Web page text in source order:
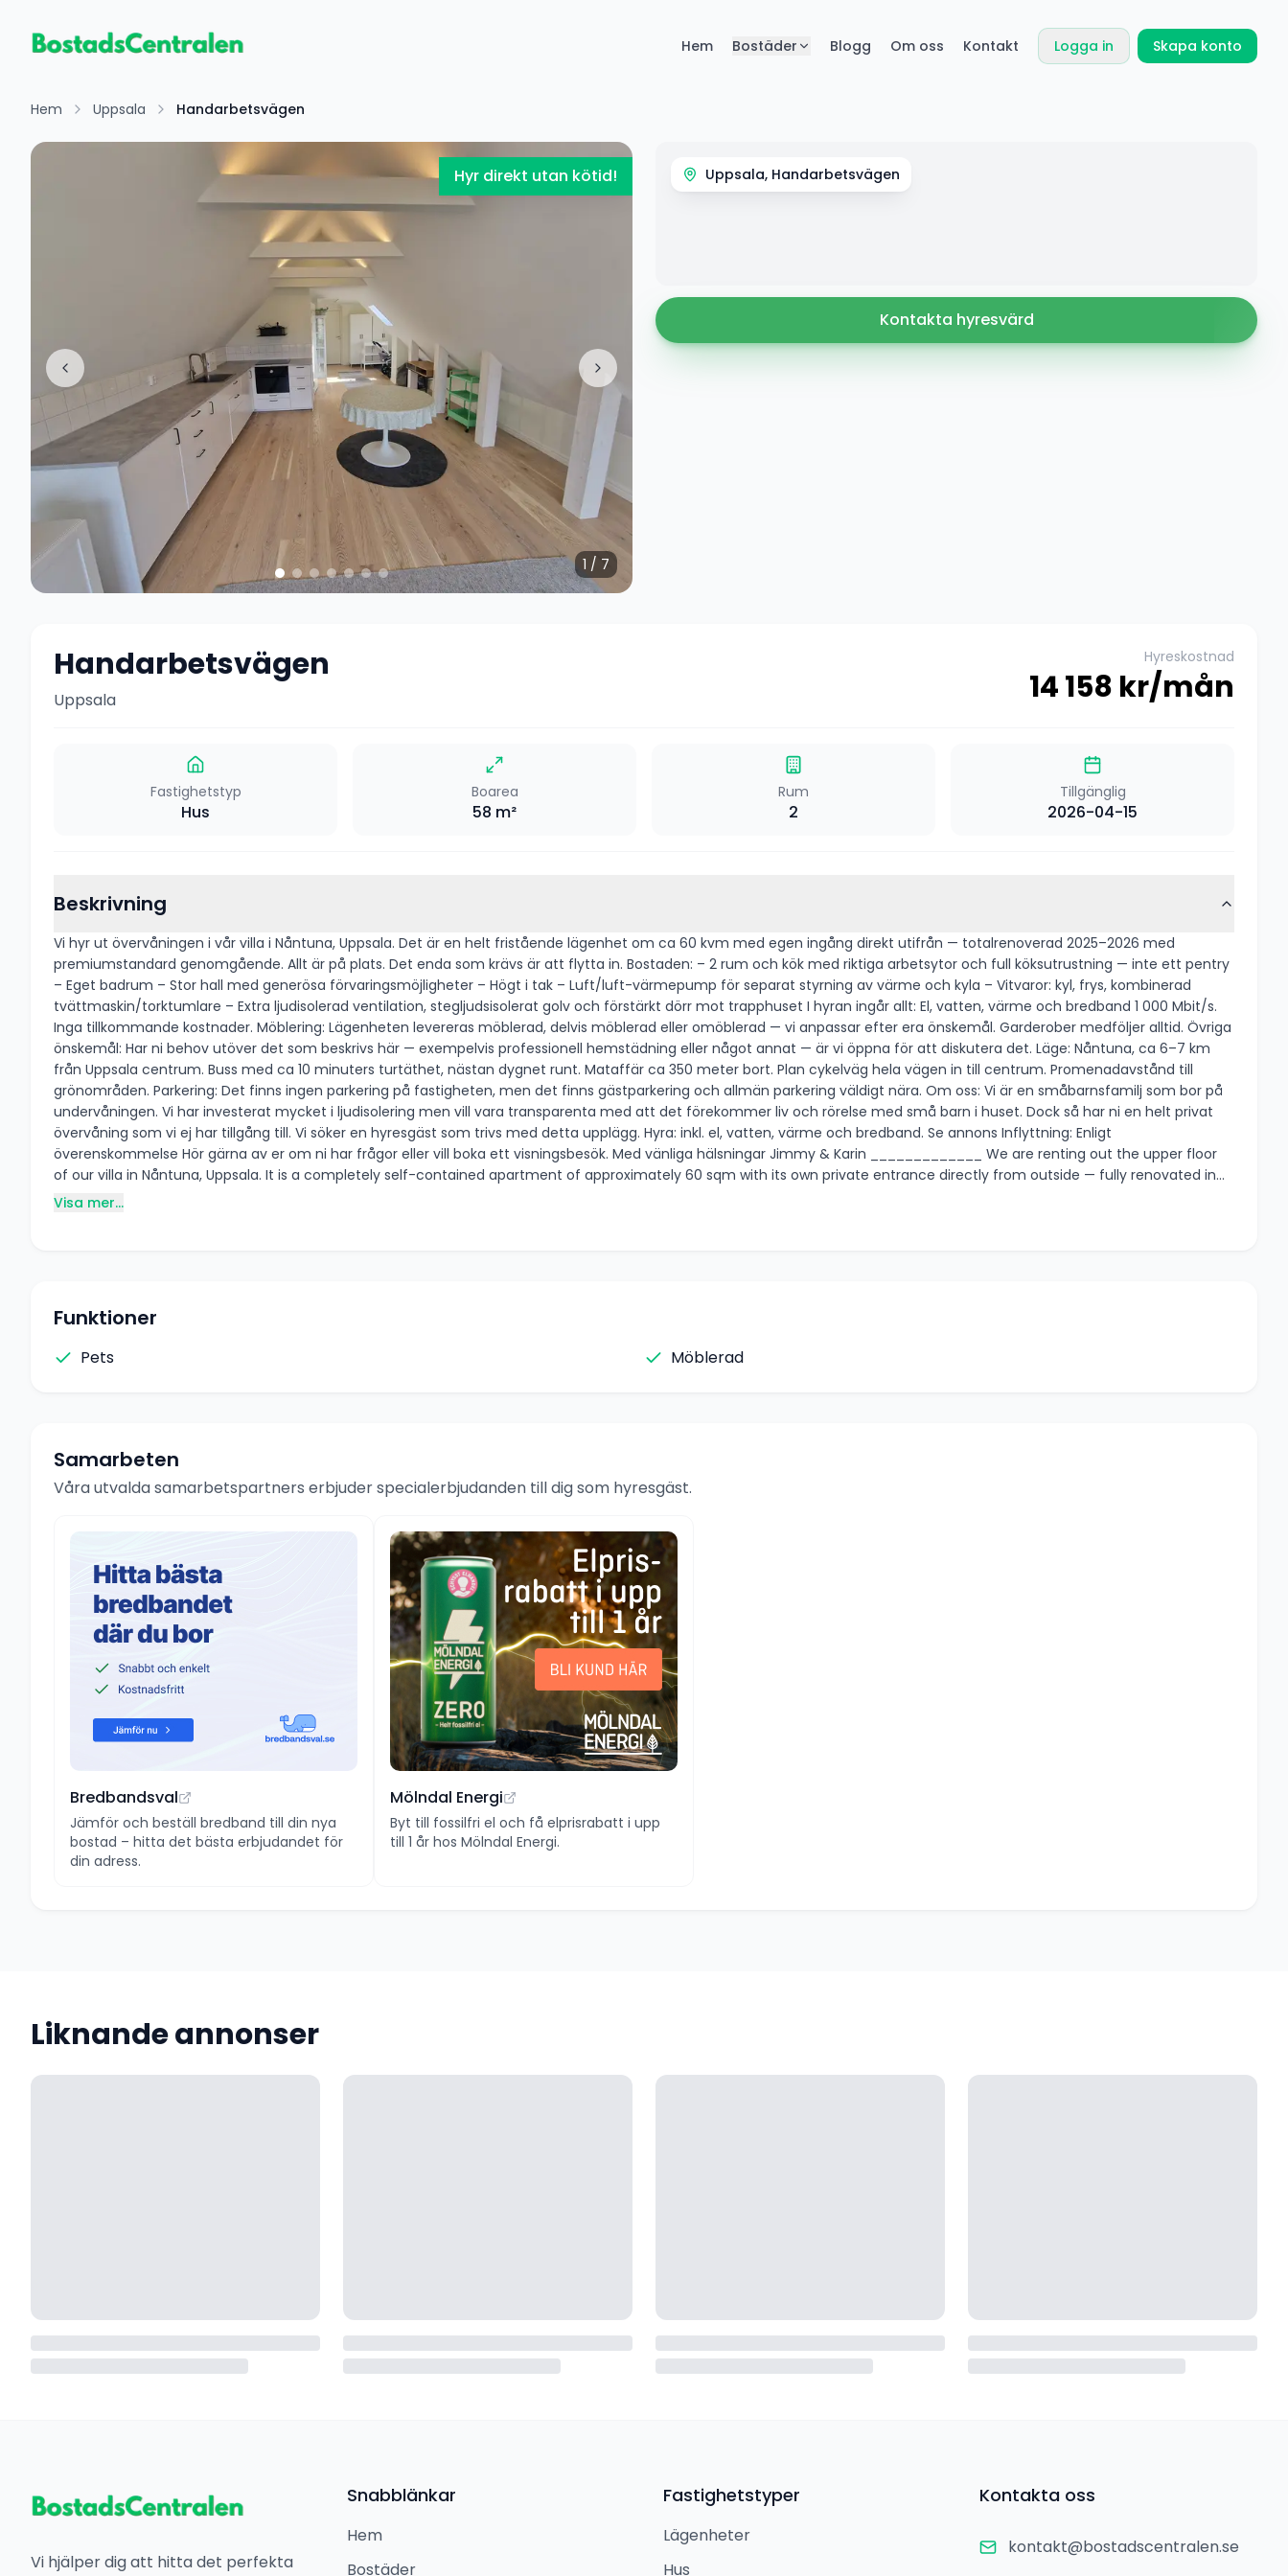
Hem Bostäder Blogg Om oss Kontakt Logga in Skapa konto
Hem Uppsala Handarbetsvägen
Hyr direkt utan kötid!
1 / 7
Uppsala, Handarbetsvägen
Kontakta hyresvärd
Handarbetsvägen
Uppsala
Hyreskostnad
14 158 kr/mån
Fastighetstyp
Hus
Boarea
58 m²
Rum
2
Tillgänglig
2026-04-15
Beskrivning
Vi hyr ut övervåningen i vår villa i Nåntuna, Uppsala. Det är en helt fristående lägenhet om ca 60 kvm med egen ingång direkt utifrån — totalrenoverad 2025–2026 med
premiumstandard genomgående. Allt är på plats. Det enda som krävs är att flytta in. Bostaden: – 2 rum och kök med riktiga arbetsytor och full köksutrustning — inte ett pentry
– Eget badrum – Stor hall med generösa förvaringsmöjligheter – Högt i tak – Luft/luft-värmepump för separat styrning av värme och kyla – Vitvaror: kyl, frys, kombinerad
tvättmaskin/torktumlare – Extra ljudisolerad ventilation, stegljudsisolerat golv och förstärkt dörr mot trapphuset I hyran ingår allt: El, vatten, värme och bredband 1 000 Mbit/s.
Inga tillkommande kostnader. Möblering: Lägenheten levereras möblerad, delvis möblerad eller omöblerad — vi anpassar efter era önskemål. Garderober medföljer alltid. Övriga
önskemål: Har ni behov utöver det som beskrivs här — exempelvis professionell hemstädning eller något annat — är vi öppna för att diskutera det. Läge: Nåntuna, ca 6–7 km
från Uppsala centrum. Buss med ca 10 minuters turtäthet, nästan dygnet runt. Mataffär ca 350 meter bort. Plan cykelväg hela vägen in till centrum. Promenadavstånd till
grönområden. Parkering: Det finns ingen parkering på fastigheten, men det finns gästparkering och allmän parkering väldigt nära. Om oss: Vi är en småbarnsfamilj som bor på
undervåningen. Vi har investerat mycket i ljudisolering men vill vara transparenta med att det förekommer liv och rörelse med små barn i huset. Dock så har ni en helt privat
övervåning som vi ej har tillgång till. Vi söker en hyresgäst som trivs med detta upplägg. Hyra: inkl. el, vatten, värme och bredband. Se annons Inflyttning: Enligt
överenskommelse Hör gärna av er om ni har frågor eller vill boka ett visningsbesök. Med vänliga hälsningar Jimmy & Karin _____________ We are renting out the upper floor
of our villa in Nåntuna, Uppsala. It is a completely self-contained apartment of approximately 60 sqm with its own private entrance directly from outside — fully renovated in
2025–2026 to a premium standard throughout. Everything is in place. If you are interested or want to know more please let me know. If you have other needs not covered in
Visa mer...
Funktioner
Pets Möblerad
Samarbeten
Våra utvalda samarbetspartners erbjuder specialerbjudanden till dig som hyresgäst.
Bredbandsval
Jämför och beställ bredband till din nya
bostad – hitta det bästa erbjudandet för
din adress.
Mölndal Energi
Byt till fossilfri el och få elprisrabatt i upp
till 1 år hos Mölndal Energi.
Liknande annonser
Vi hjälper dig att hitta det perfekta
Snabblänkar
Hem
Bostäder
Fastighetstyper
Lägenheter
Hus
Kontakta oss
kontakt@bostadscentralen.se